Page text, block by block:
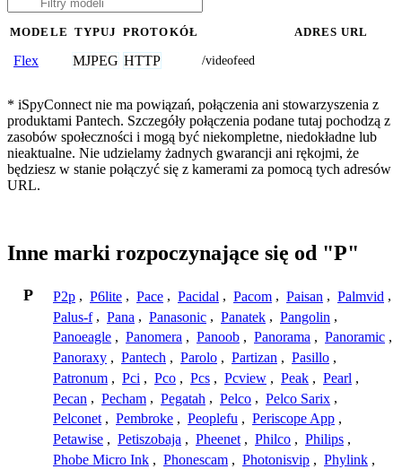
MODELE TYPUJ PROTOKÓŁ ADRES URL
Flex MJPEG HTTP /videofeed
* iSpyConnect nie ma powiązań, połączenia ani stowarzyszenia z
produktami Pantech. Szczegóły połączenia podane tutaj pochodzą z
zasobów społeczności i mogą być niekompletne, niedokładne lub
nieaktualne. Nie udzielamy żadnych gwarancji ani rękojmi, że
będziesz w stanie połączyć się z kamerami za pomocą tych adresów
URL.
Inne marki rozpoczynające się od "P"
P P2p , P6lite , Pace , Pacidal , Pacom , Paisan , Palmvid ,
Palus-f , Pana , Panasonic , Panatek , Pangolin ,
Panoeagle , Panomera , Panoob , Panorama , Panoramic ,
Panoraxy , Pantech , Parolo , Partizan , Pasillo ,
Patronum , Pci , Pco , Pcs , Pcview , Peak , Pearl ,
Pecan , Pecham , Pegatah , Pelco , Pelco Sarix ,
Pelconet , Pembroke , Peoplefu , Periscope App ,
Petawise , Petiszobaja , Pheenet , Philco , Philips ,
Phobe Micro Ink , Phonescam , Photonisvip , Phylink ,